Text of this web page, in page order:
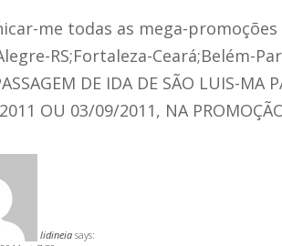
me todas as mega-
RS;Fortaleza-Ceará;Belém-
DE IDA DE SÃO LUIS-MA
OU 03/09/2011, NA
lidineia says: